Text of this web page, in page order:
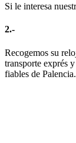
Si le interesa
2.-
Recogemos su
transporte exprés
fiables de Palencia.